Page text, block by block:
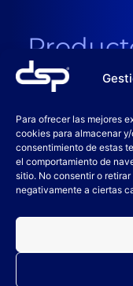
Para ofrecer las mejores
cookies para almacenar
consentimiento de estas
el comportamiento de
sitio. No consentir o
negativamente a ciertas